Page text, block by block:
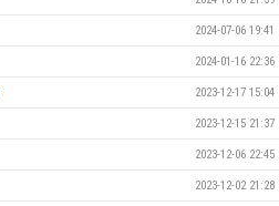
2024-07-06 19:41
2024-01-16 22:36
2023-12-17 15:04
2023-12-15 21:37
2023-12-06 22:45
2023-12-02 21:28